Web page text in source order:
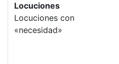
Locuciones
Locuciones con
«necesidad»